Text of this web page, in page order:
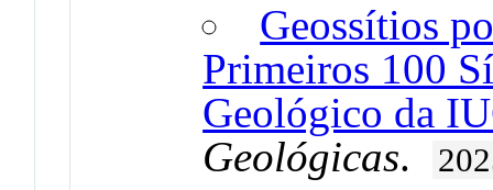
Geossítios
Primeiros 100
Geológico da
Geológicas.